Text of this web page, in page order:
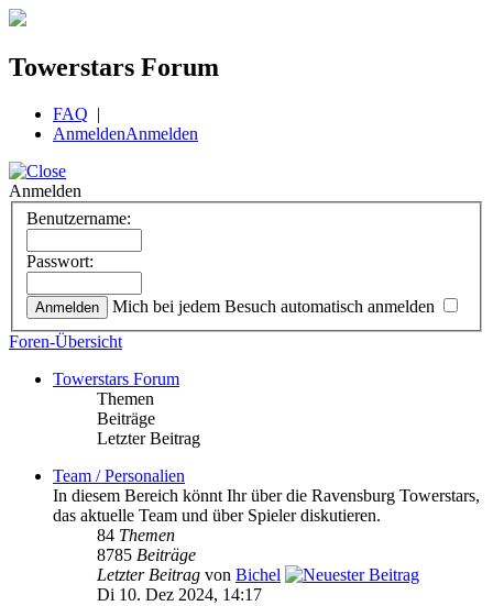
Towerstars Forum
FAQ |
AnmeldenAnmelden
Anmelden
Benutzername:
Passwort:
Mich bei jedem Besuch automatisch anmelden
Foren-Übersicht
Towerstars Forum
Themen
Beiträge
Letzter Beitrag
Team / Personalien
In diesem Bereich könnt Ihr über die Ravensburg Towerstars,
das aktuelle Team und über Spieler diskutieren.
84 Themen
8785 Beiträge
Letzter Beitrag von Bichel
Di 10. Dez 2024, 14:17